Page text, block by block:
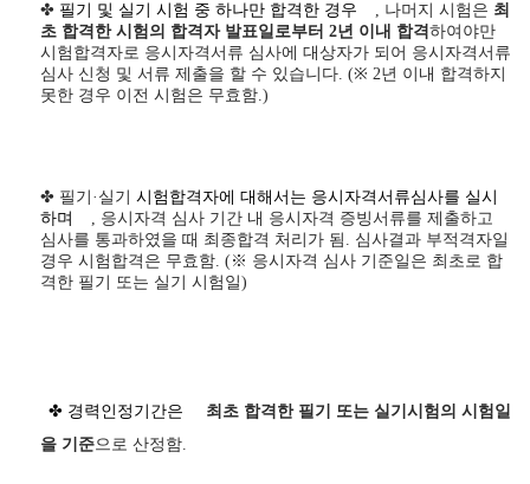
✤ 필기 및 실기 시험 중 하나만 합격한 경우 , 나머지 시험은 최
초 합격한 시험의 합격자 발표일로부터 2년 이내 합격 하여야만
시험합격자로 응시자격서류 심사에 대상자가 되어 응시자격서류
심사 신청 및 서류 제출을 할 수 있습니다. (※ 2년 이내 합격하지
못한 경우 이전 시험은 무효함.)
✤ 필기·실기 시험합격자에 대해서는 응시자격서류심사를 실시
하며
, 응시자격 심사 기간 내 응시자격 증빙서류를 제출하고
심사를 통과하였을 때 최종합격 처리가 됨 . 심사결과 부적격자일
경우 시험합격은 무효함. (※ 응시자격 심사 기준일은 최초로 합
격한 필기 또는 실기 시험일)
✤ 경력인정기간은
최초 합격한 필기 또는 실기시험의 시험일
을 기준으로 산정함.